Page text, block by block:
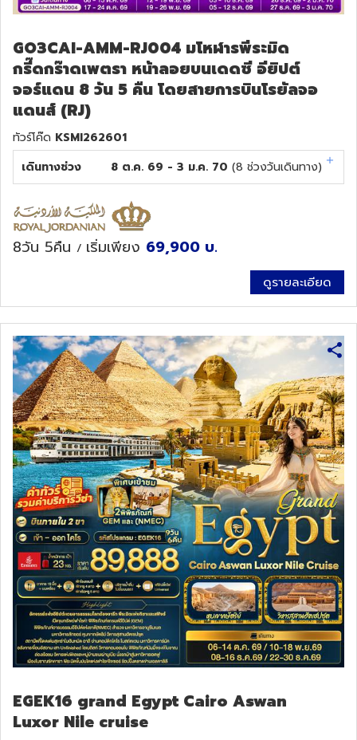
GO3CAI-AMM-RJ004 มโหฬารพีระมิด
กรี๊ดกร๊าดเพตรา หน้าลอยบนเดดซี อียิปต์
จอร์แดน 8 วัน 5 คืน โดยสายการบินโรยัลจอ
แดนส์ (RJ)
ทัวร์โค๊ด KSMI262601
เดินทางช่วง
8 ต.ค. 69 - 3 ม.ค. 70 (8 ช่วงวันเดินทาง)
8วัน 5คืน / เริ่มเพียง 69,900 บ.
ดูรายละเอียด
EGEK16 grand Egypt Cairo Aswan
Luxor Nile cruise